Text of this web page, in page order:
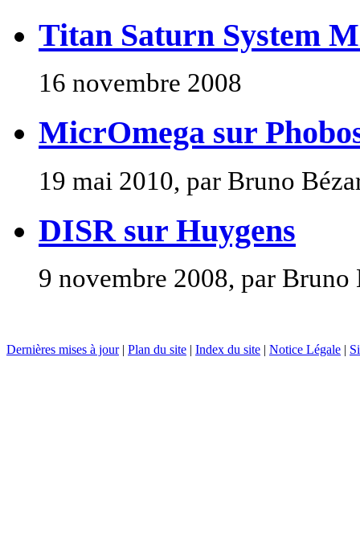
Titan Saturn System
16 novembre 2008
MicrOmega sur
19 mai 2010, par Bruno
DISR sur Huygens
9 novembre 2008, par Bruno
Dernières mises à jour| Plan du site | Index du site | Notice Légale |